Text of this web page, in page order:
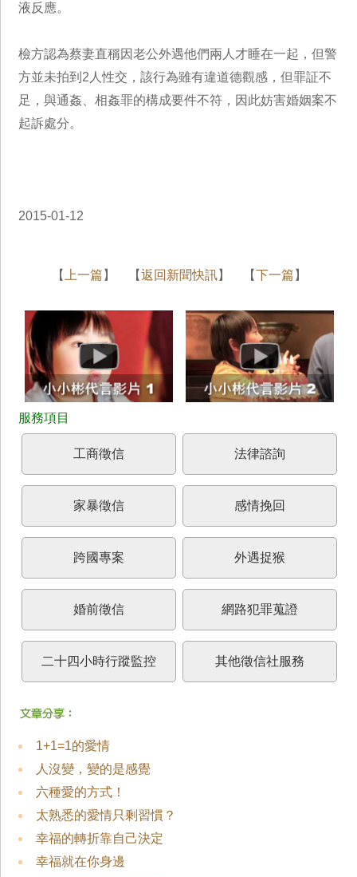
液反應。
檢方認為蔡妻直稱因老公外遇他們兩人才睡在一起，但警
方並未拍到2人性交，該行為雖有違道德觀感，但罪証不
足，與通姦、相姦罪的構成要件不符，因此妨害婚姻案不
起訴處分。
2015-01-12
【 上一篇 】 【返回新聞快訊】 【下一篇 】
工商徵信 法律諮詢
家暴徵信 感情挽回
跨國專案 外遇捉猴
婚前徵信 網路犯罪蒐證
二十四小時行蹤監控 其他徵信社服務
1+1=1的愛情
人沒變，變的是感覺
六種愛的方式！
太熟悉的愛情只剩習慣？
幸福的轉折靠自己決定
幸福就在你身邊